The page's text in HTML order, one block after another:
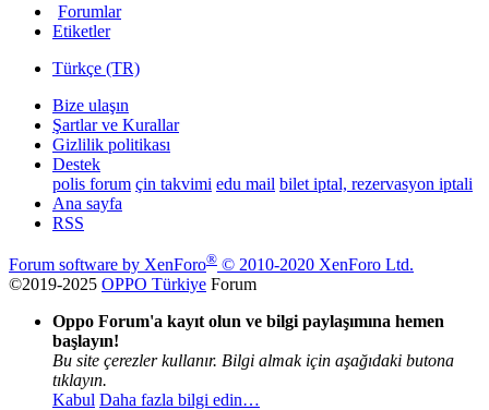
Forumlar
Etiketler
Türkçe (TR)
Bize ulaşın
Şartlar ve Kurallar
Gizlilik politikası
Destek
polis forum çin takvimi edu mail bilet iptal, rezervasyon iptali
Ana sayfa
RSS
Forum software by XenForo® © 2010-2020 XenForo Ltd.
©2019-2025 OPPO Türkiye Forum
Oppo Forum'a kayıt olun ve bilgi paylaşımına hemen
başlayın!
Bu site çerezler kullanır. Bilgi almak için aşağıdaki butona
tıklayın.
Kabul Daha fazla bilgi edin…